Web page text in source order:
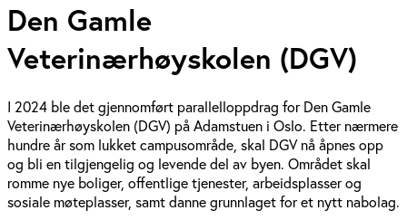
Den Gamle
Veterinærhøyskolen (DGV)
I 2024 ble det gjennomført parallelloppdrag for Den Gamle
Veterinærhøyskolen (DGV) på Adamstuen i Oslo. Etter nærmere
hundre år som lukket campusområde, skal DGV nå åpnes opp
og bli en tilgjengelig og levende del av byen. Området skal
romme nye boliger, offentlige tjenester, arbeidsplasser og
sosiale møteplasser, samt danne grunnlaget for et nytt nabolag.